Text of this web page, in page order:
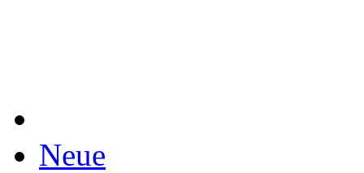
Neue